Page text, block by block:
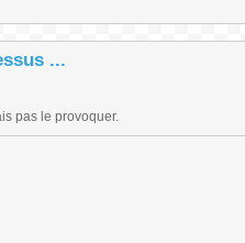
...
pas le provoquer.